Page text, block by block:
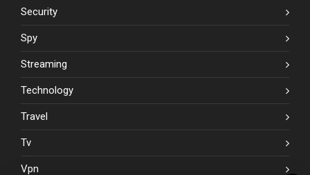
Security
Spy
Streaming
Technology
Travel
Tv
Vpn